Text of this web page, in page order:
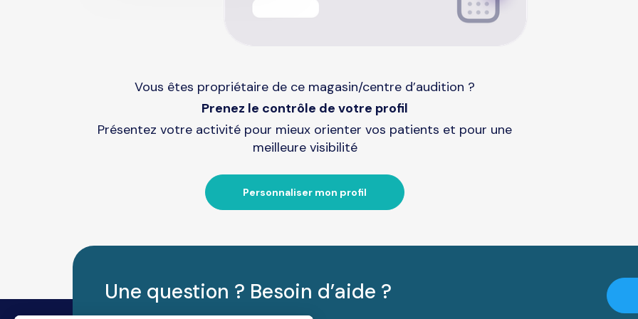
Vous êtes propriétaire de ce magasin/centre d’audition ?
Prenez le contrôle de votre profil
Présentez votre activité pour mieux orienter vos patients et pour une
meilleure visibilité
Personnaliser mon profil
Une question ? Besoin d’aide ?